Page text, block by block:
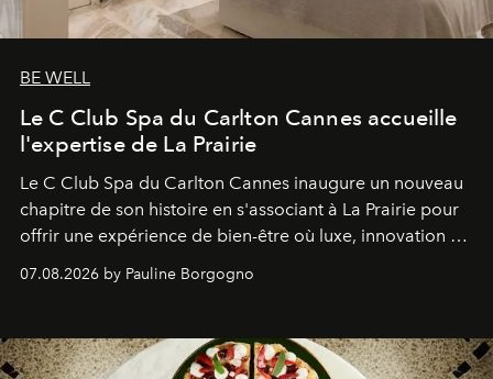
BE WELL
Le C Club Spa du Carlton Cannes accueille
l'expertise de La Prairie
Le C Club Spa du Carlton Cannes inaugure un nouveau
chapitre de son histoire en s'associant à La Prairie pour
offrir une expérience de bien-être où luxe, innovation et
expertise se rencontrent.
07.08.2026 by Pauline Borgogno